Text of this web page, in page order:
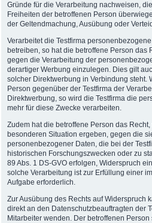
Gründe für die Verarbeitung nachweisen,
Freiheiten der betroffenen Person
der Geltendmachung, Ausübung oder
Verarbeitet die Testfirma
betreiben, so hat die betroffene Person das
gegen die Verarbeitung der
derartiger Werbung einzulegen. Dies gilt
solcher Direktwerbung in Verbindung steht.
Person gegenüber der Testfirma der
Direktwerbung, so wird die Testfirma die
mehr für diese Zwecke verarbeiten.
Zudem hat die betroffene Person das
besonderen Situation ergeben, gegen die
personenbezogener Daten, die bei der
historischen Forschungszwecken oder zu
89 Abs. 1 DS-GVO erfolgen, Widerspruch
solche Verarbeitung ist zur Erfüllung einer
Aufgabe erforderlich.
Zur Ausübung des Rechts auf Widerspruch
direkt an den Datenschutzbeauftragten der
Mitarbeiter wenden. Der betroffenen Person